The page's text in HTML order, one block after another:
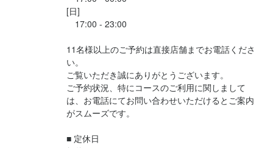
[日]
17:00 - 23:00
11名様以上のご予約は直接店舗までお電話くださ
い。
ご覧いただき誠にありがとうございます。
ご予約状況、特にコースのご利用に関しまして
は、お電話にてお問い合わせいただけるとご案内
がスムーズです。
■ 定休日
フリーターでいっぱいシフトは入れる方だと嬉しいです
求める人物像
・何かで人を楽しませることが好きな方
・夢中になっていることがある方
・好奇心を持って仕事に取り組める方
フリーターでいっぱいシフトは入れる方だと嬉しいです
求める人物像
・何かで人を楽しませることが好きな方
・夢中になっていることがある方
・好奇心を持って仕事に取り組める方
フリーターでいっぱいシフトは入れる方だと嬉しいです
求める人物像
・何かで人を楽しませることが好きな方
・夢中になっていることがある方
・好奇心を持って仕事に取り組める方